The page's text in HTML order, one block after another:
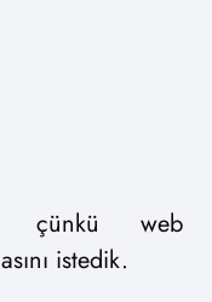
çünkü web
istedik.